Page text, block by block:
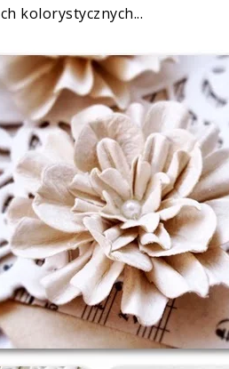
kolorystycznych...